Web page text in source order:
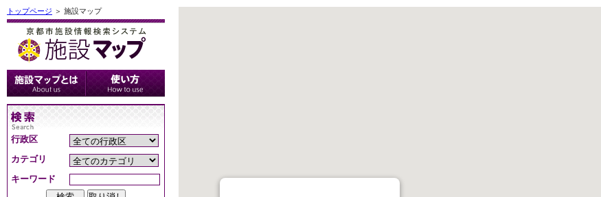
トップページ ＞ 施設マップ
行政区
カテゴリ
キーワード